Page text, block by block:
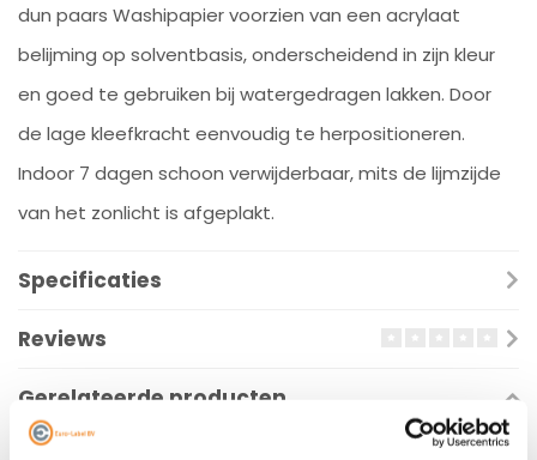
dun paars Washipapier voorzien van een acrylaat
belijming op solventbasis, onderscheidend in zijn kleur
en goed te gebruiken bij watergedragen lakken. Door
de lage kleefkracht eenvoudig te herpositioneren.
Indoor 7 dagen schoon verwijderbaar, mits de lijmzijde
van het zonlicht is afgeplakt.
Specificaties
Reviews
Gerelateerde producten